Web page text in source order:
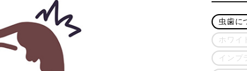
虫歯に
ホワイ
インプ